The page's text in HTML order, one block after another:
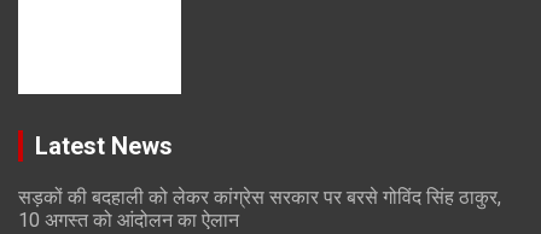
Latest News
सड़कों की बदहाली को लेकर कांग्रेस सरकार पर बरसे गोविंद सिंह ठाकुर,
10 अगस्त को आंदोलन का ऐलान